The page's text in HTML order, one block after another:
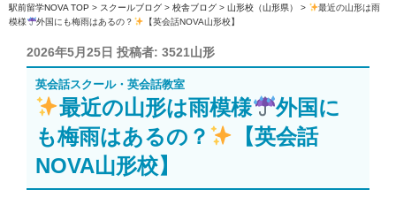
ッ
プ
駅前留学NOVA TOP > スクールブログ > 校舎ブログ > 山形校（山形県） >
最近の山形は雨
模様
外国にも梅雨はあるの？ 【英会話NOVA山形校】
投
稿
日:
2026年5月25日 投稿者: 3521山形
英会話スクール・英会話教室
最近の山形は雨模様
外国に
も梅雨はあるの？
【英会話
NOVA山形校】